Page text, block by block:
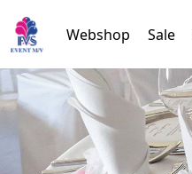
Webshop Sale